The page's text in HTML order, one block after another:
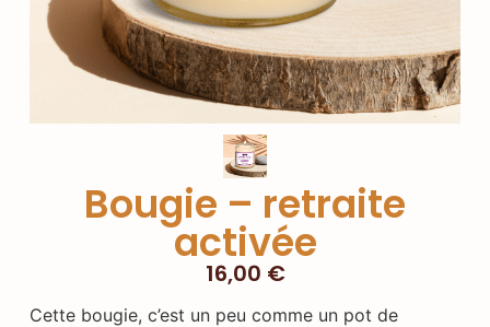
Bougie – retraite
activée
16,00 €
Cette bougie, c’est un peu comme un pot de